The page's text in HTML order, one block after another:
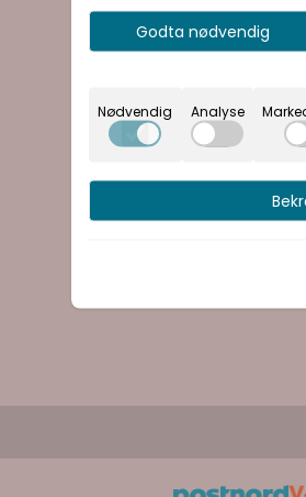
Godta nødvendig
Nødvendig Analyse